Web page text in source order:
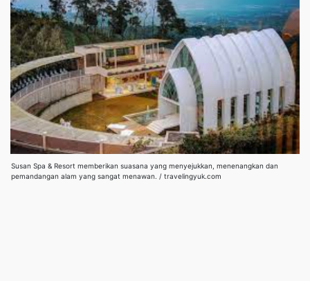
Susan Spa & Resort memberikan suasana yang menyejukkan, menenangkan dan
pemandangan alam yang sangat menawan. / travelingyuk.com